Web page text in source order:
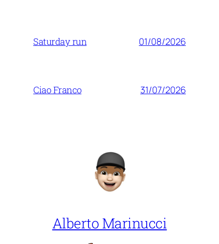
Saturday run 01/08/2026
Ciao Franco 31/07/2026
Alberto Marinucci